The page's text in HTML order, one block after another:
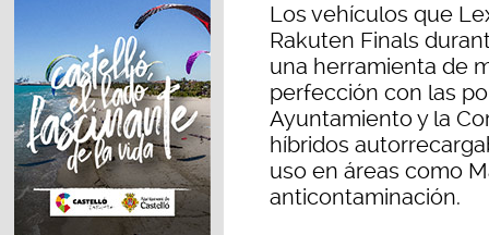
Los vehículos que
Rakuten Finals
una herramienta de
perfección con las
Ayuntamiento y la
híbridos
uso en áreas como
anticontaminación.